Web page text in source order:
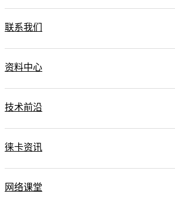
联系我们
资料中心
技术前沿
徕卡资讯
网络课堂